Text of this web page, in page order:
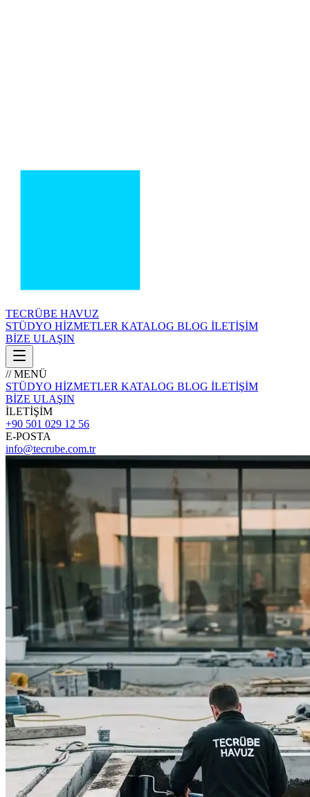
TECRÜBE HAVUZ
STÜDYO HİZMETLER KATALOG BLOG İLETİŞİM
BİZE ULAŞIN
// MENÜ
STÜDYO HİZMETLER KATALOG BLOG İLETİŞİM
BİZE ULAŞIN
İLETİŞİM
+90 501 029 12 56
E-POSTA
info@tecrube.com.tr